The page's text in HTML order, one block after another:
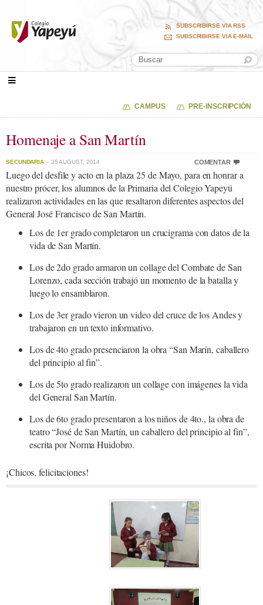
SUBSCRIBIRSE VIA RSS
SUBSCRIBIRSE VIA E-MAIL
CAMPUS PRE-INSCRIPCIÓN
Homenaje a San Martín
SECUNDARIA – 25 AUGUST, 2014 COMENTAR
Luego del desfile y acto en la plaza 25 de Mayo, para en honrar a
nuestro prócer, los alumnos de la Primaria del Colegio Yapeyú
realizaron actividades en las que resaltaron diferentes aspectos del
General José Francisco de San Martín.
Los de 1er grado completaron un crucigrama con datos de la
vida de San Martín.
Los de 2do grado armaron un collage del Combate de San
Lorenzo, cada sección trabajó un momento de la batalla y
luego lo ensamblaron.
Los de 3er grado vieron un video del cruce de los Andes y
trabajaron en un texto informativo.
Los de 4to grado presenciaron la obra “San Marín, caballero
del principio al fin”.
Los de 5to grado realizaron un collage con imágenes la vida
del General San Martín.
Los de 6to grado presentaron a los niños de 4to., la obra de
teatro “José de San Martín, un caballero del principio al fin”,
escrita por Norma Huidobro.
¡Chicos, felicitaciones!